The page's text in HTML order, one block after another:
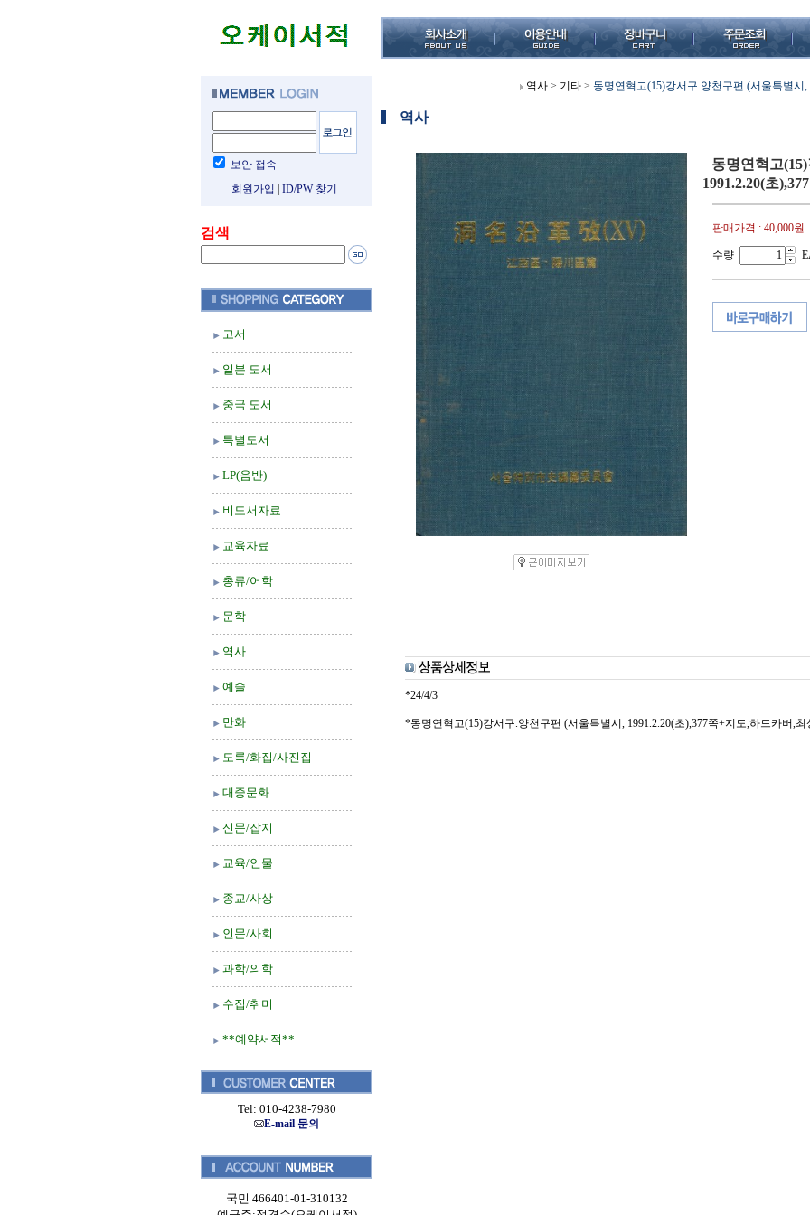
보안 접속
회원가입
ID/PW 찾기
검색
고서
일본 도서
중국 도서
특별도서
LP(음반)
비도서자료
교육자료
총류/어학
문학
역사
예술
만화
도록/화집/사진집
대중문화
신문/잡지
교육/인물
종교/사상
인문/사회
과학/의학
수집/취미
**예약서적**
Tel: 010-4238-7980
E-mail 문의
국민 466401-01-310132
역사 > 기타 > 동명연혁고(15)강서구.양천구편 (서울특별시
역사
동명연혁고
1991.2.20(초
판매가격 : 40,000원
수량
*24/4/3
*동명연혁고(15)강서구.양천구편 (서울특별시, 1991.2.20(초),377쪽+지도,하드카버,최